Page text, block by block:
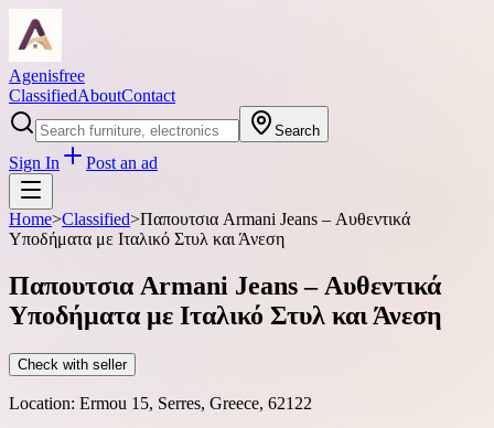
Agenisfree
ClassifiedAboutContact
Search
Sign In Post an ad
Home>Classified>Παπουτσια Armani Jeans – Αυθεντικά
Υποδήματα με Ιταλικό Στυλ και Άνεση
Παπουτσια Armani Jeans – Αυθεντικά
Υποδήματα με Ιταλικό Στυλ και Άνεση
Check with seller
Location: Ermou 15, Serres, Greece, 62122